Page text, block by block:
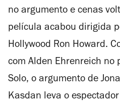
no argumento e cenas
película acabou dirigida
Hollywood Ron Howard.
com Alden Ehrenreich no
Solo, o argumento de
Kasdan leva o